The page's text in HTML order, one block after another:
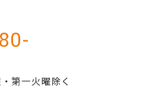
第一火曜除く